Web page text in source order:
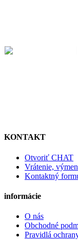
KONTAKT
Otvoriť CHAT
Vrátenie,
Kontaktný
informácie
O nás
Obchodné
Pravidlá